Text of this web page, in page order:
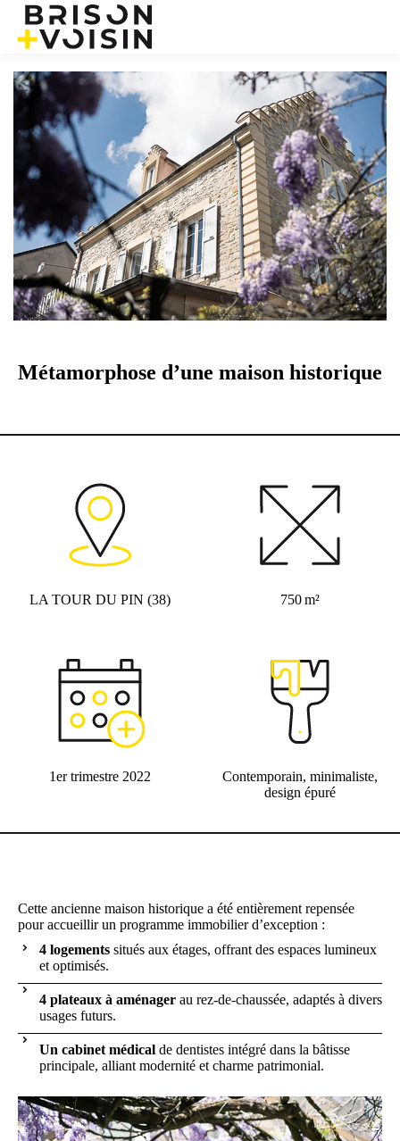
Métamorphose d’une maison historique
LA TOUR DU PIN (38) 750 m²
1er trimestre 2022
Contemporain, minimaliste,
design épuré
Cette ancienne maison historique a été entièrement repensée
pour accueillir un programme immobilier d’exception :
4 logements situés aux étages, offrant des espaces lumineux
et optimisés.
4 plateaux à aménager au rez-de-chaussée, adaptés à divers
usages futurs.
Un cabinet médical de dentistes intégré dans la bâtisse
principale, alliant modernité et charme patrimonial.